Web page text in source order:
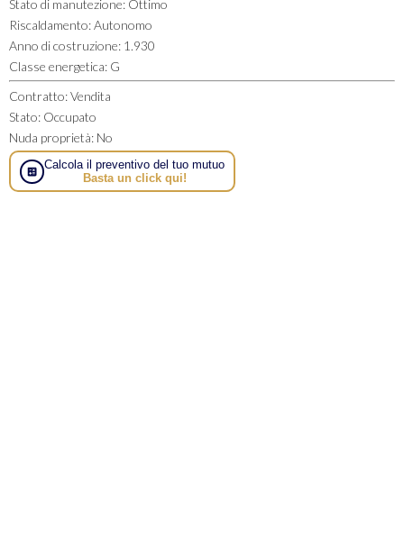
Stato di manutezione: Ottimo
Riscaldamento:Autonomo
Anno di costruzione: 1.930
Classe energetica: G
Contratto:Vendita
Stato: Occupato
Nuda proprietà: No
Calcola il preventivo del tuo mutuo
Basta un click qui!